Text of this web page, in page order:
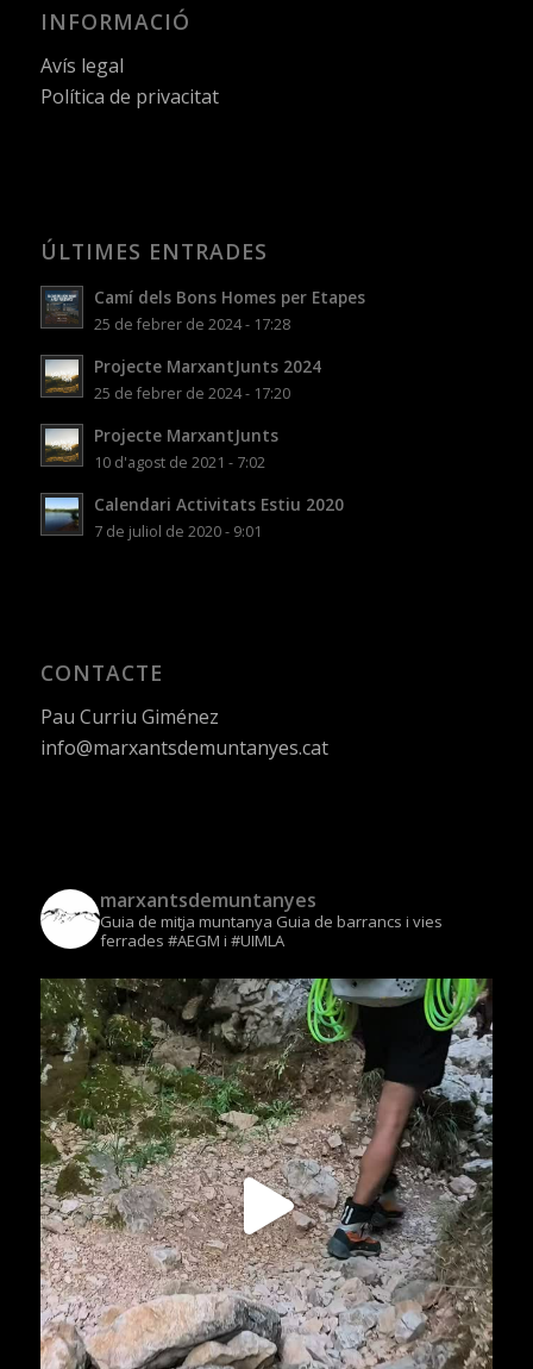
INFORMACIÓ
Avís legal
Política de privacitat
ÚLTIMES ENTRADES
Camí dels Bons Homes per Etapes
25 de febrer de 2024 - 17:28
Projecte MarxantJunts 2024
25 de febrer de 2024 - 17:20
Projecte MarxantJunts
10 d'agost de 2021 - 7:02
Calendari Activitats Estiu 2020
7 de juliol de 2020 - 9:01
CONTACTE
Pau Curriu Giménez
info@marxantsdemuntanyes.cat
marxantsdemuntanyes
Guia de mitja muntanya Guia de barrancs i vies
ferrades #AEGM i #UIMLA